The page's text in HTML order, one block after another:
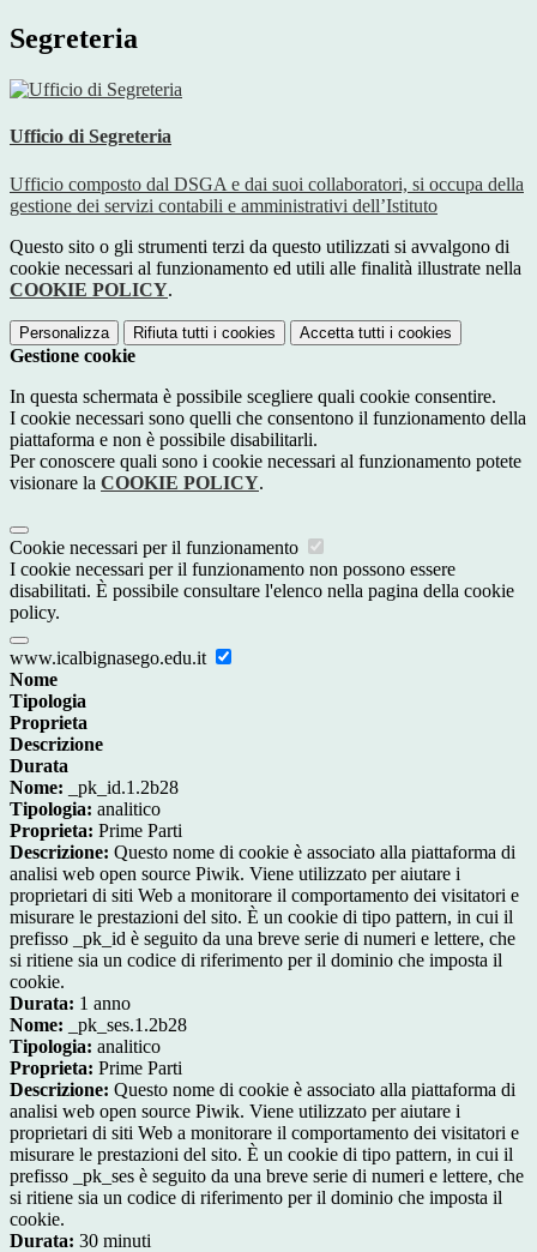
Segreteria
Ufficio di Segreteria
Ufficio composto dal DSGA e dai suoi collaboratori, si occupa della
gestione dei servizi contabili e amministrativi dell’Istituto
Questo sito o gli strumenti terzi da questo utilizzati si avvalgono di
cookie necessari al funzionamento ed utili alle finalità illustrate nella
COOKIE POLICY.
Personalizza Rifiuta tutti i cookies Accetta tutti i cookies
Gestione cookie
In questa schermata è possibile scegliere quali cookie consentire.
I cookie necessari sono quelli che consentono il funzionamento della
piattaforma e non è possibile disabilitarli.
Per conoscere quali sono i cookie necessari al funzionamento potete
visionare la COOKIE POLICY.
Cookie necessari per il funzionamento
I cookie necessari per il funzionamento non possono essere
disabilitati. È possibile consultare l'elenco nella pagina della cookie
policy.
www.icalbignasego.edu.it
Nome
Tipologia
Proprieta
Descrizione
Durata
Nome: _pk_id.1.2b28
Tipologia: analitico
Proprieta: Prime Parti
Descrizione: Questo nome di cookie è associato alla piattaforma di
analisi web open source Piwik. Viene utilizzato per aiutare i
proprietari di siti Web a monitorare il comportamento dei visitatori e
misurare le prestazioni del sito. È un cookie di tipo pattern, in cui il
prefisso _pk_id è seguito da una breve serie di numeri e lettere, che
si ritiene sia un codice di riferimento per il dominio che imposta il
cookie.
Durata: 1 anno
Nome: _pk_ses.1.2b28
Tipologia: analitico
Proprieta: Prime Parti
Descrizione: Questo nome di cookie è associato alla piattaforma di
analisi web open source Piwik. Viene utilizzato per aiutare i
proprietari di siti Web a monitorare il comportamento dei visitatori e
misurare le prestazioni del sito. È un cookie di tipo pattern, in cui il
prefisso _pk_ses è seguito da una breve serie di numeri e lettere, che
si ritiene sia un codice di riferimento per il dominio che imposta il
cookie.
Durata: 30 minuti